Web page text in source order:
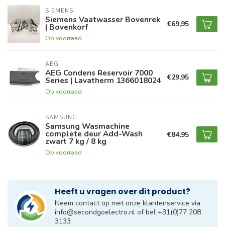
SIEMENS
Siemens Vaatwasser Bovenrek
| Bovenkorf
Op voorraad
€69,95
AEG
AEG Condens Reservoir 7000
Series | Lavatherm 1366018024
Op voorraad
€29,95
SAMSUNG
Samsung Wasmachine
complete deur Add-Wash
zwart 7 kg / 8 kg
Op voorraad
€84,95
Heeft u vragen over dit product?
Neem contact op met onze klantenservice via
info@secondgoelectro.nl of bel +31(0)77 208
3133